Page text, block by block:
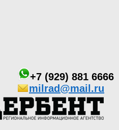
+7 (929) 881 6666
milrad@mail.ru